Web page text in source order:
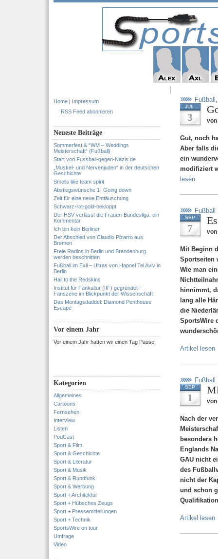
Home | Impressum
RSS Feed abonnieren
Neueste Beiträge
Sommerfest & “WM – Weddings
Meisterschaft” (Fußball)
Start von Fussball-gegen-Nazis.de
„Muskel- und Nervenjuden“ in der deutschen
Geschichte
Smells like team spirit
Abstiegswünsche 1- Going down
Zeit für eine neue Enttäuschung
Schwarz-rot-gold-bekloppt
Der HSV verlässt die Frauen-Bundesliga, ein
Kommentar
Ich bin kein Berliner
Der Abschied von Claudio Pizarro aus
Bremen
Freie Radios in Berlin und Brandenburg
werden beschnitten
Fußball im Exil – Ultras von Hapoel Tel Aviv in
Berlin
Hail to the Redskins
Institut für Fankultur (IfF) gegründet –
Fanszene im Blickpunkt der Wissenschaft
Das Montagsdaddel: Diamond Penthouse
Escape
Vor einem Jahr
Vor einem Jahr hatten wir einen Tag Pause
Kategorien
Allgemeines
Cartoons
Fernsehen
Interview
Listen
PodCast
Sport & Film
Sport & Geschichte
Sport & Literatur
Sport & Musik
Sport & Rundfunk
Sport & Werbung
Sport + Architektur
Sport + Hübsches Zeugs
Sport + Pressemitteilungen
Sport + Technik
SportsWire on tour
Umfrage
Video
Fußball
JUL
3 von
Gut, noch
Aber falls
ein
modifiziert
lesen
Fußball
SEP
7 von
Mit Beginn
Sportseiten
Wie man
hinnimmt,
lang alle
die
SportsWire
Artikel lesen
Fußball
SEP
1 von
Nach der
besonders
Englands
GAU nicht
des
nicht der
und schon
Artikel lesen